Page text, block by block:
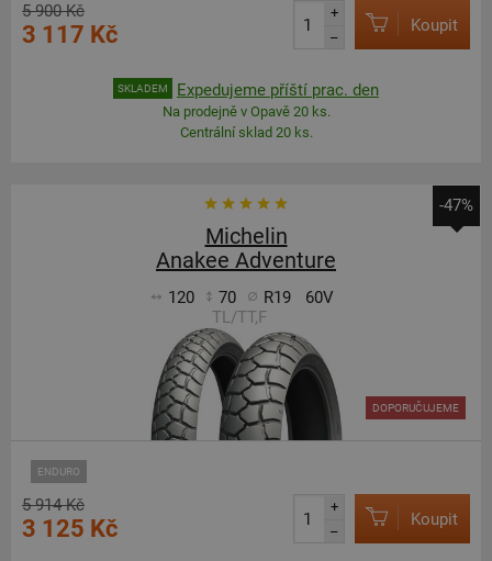
5 900 Kč
3 117 Kč
+
–
Koupit
SKLADEM Expedujeme příští prac. den
Na prodejně v Opavě 20 ks.
Centrální sklad 20 ks.
-47%
Michelin
Anakee Adventure
120 70 R19
60V
TL/TT,F
ENDURO
DOPORUČUJEME
5 914 Kč
3 125 Kč
+
–
Koupit